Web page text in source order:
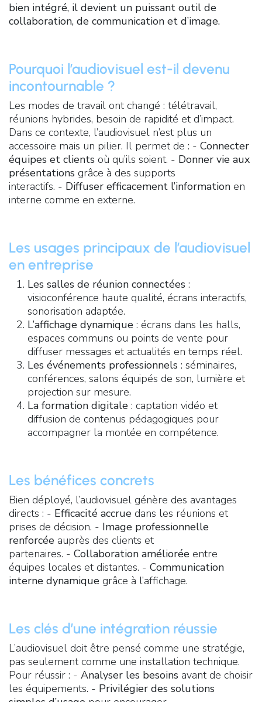
bien intégré, il devient un puissant outil de
collaboration, de communication et d’image.
Pourquoi l’audiovisuel est-il devenu
incontournable ?
Les modes de travail ont changé : télétravail,
réunions hybrides, besoin de rapidité et d’impact.
Dans ce contexte, l’audiovisuel n’est plus un
accessoire mais un pilier. Il permet de : - Connecter
équipes et clients où qu’ils soient. - Donner vie aux
présentations grâce à des supports
interactifs. - Diffuser efficacement l’information en
interne comme en externe.
Les usages principaux de l’audiovisuel
en entreprise
Les salles de réunion connectées :
visioconférence haute qualité, écrans interactifs,
sonorisation adaptée.
L’affichage dynamique : écrans dans les halls,
espaces communs ou points de vente pour
diffuser messages et actualités en temps réel.
Les événements professionnels : séminaires,
conférences, salons équipés de son, lumière et
projection sur mesure.
La formation digitale : captation vidéo et
diffusion de contenus pédagogiques pour
accompagner la montée en compétence.
Les bénéfices concrets
Bien déployé, l’audiovisuel génère des avantages
directs : - Efficacité accrue dans les réunions et
prises de décision. - Image professionnelle
renforcée auprès des clients et
partenaires. - Collaboration améliorée entre
équipes locales et distantes. - Communication
interne dynamique grâce à l’affichage.
Les clés d’une intégration réussie
L’audiovisuel doit être pensé comme une stratégie,
pas seulement comme une installation technique.
Pour réussir : - Analyser les besoins avant de choisir
les équipements. - Privilégier des solutions